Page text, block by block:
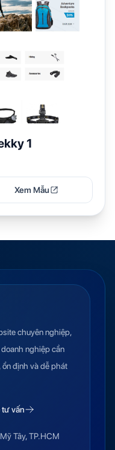
1
Xem Mẫu
chuyên nghiệp,
nghiệp cần
ổn định và dễ phát
tư vấn
Tây, TP.HCM